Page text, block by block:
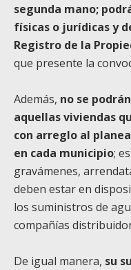
segunda mano;
físicas o jurídicas y
Registro de la
que presente la
Además, no se
aquellas viviendas
con arreglo al
en cada municipio;
gravámenes,
deben estar en
los suministros de
compañías
De igual manera, su